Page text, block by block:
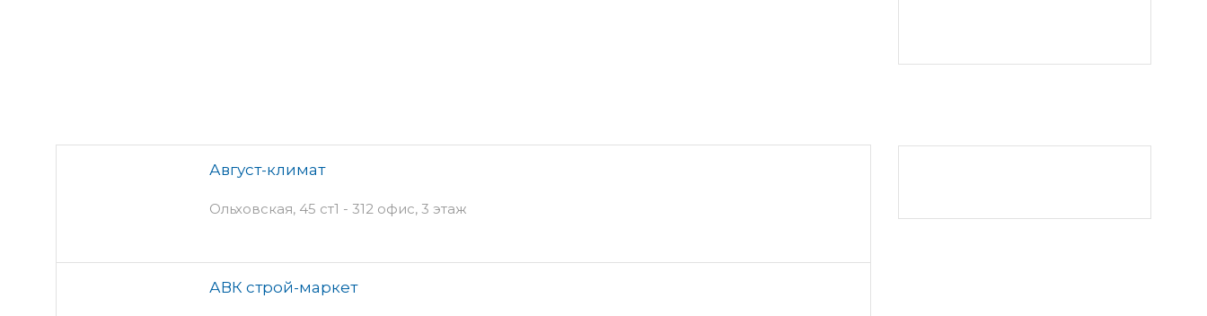
Август-климат
Ольховская, 45 ст1 - 312 офис, 3 этаж
АВК строй-маркет